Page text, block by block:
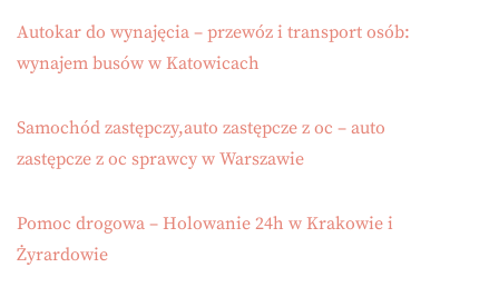
Autokar do wynajęcia – przewóz i transport osób:
wynajem busów w Katowicach
Samochód zastępczy,auto zastępcze z oc – auto
zastępcze z oc sprawcy w Warszawie
Pomoc drogowa – Holowanie 24h w Krakowie i
Żyrardowie